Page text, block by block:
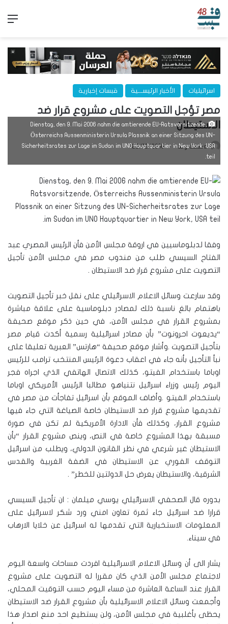
اسرائيليات الأخبار الرئيســـية قبسات إخبارية
مصر تؤجل التصويت على مشروع قرار ضد
الاستيطان
عصمت وتد 22/12/2016
Dienstag, den 9. Mai 2006 nahm die amtierende EU-Ratsvorsitzende,
Österreichs Aussenministerin Ursula Plassnik an einer Sitzung des UN-
Sicherheitsrates zur Lage im Sudan im UNO Hauptquartier in New York, USA
teil.
وفقا لدبلوماسيين في اروقة مجلس الأمن فأن الرئيس المصري عبد
الفتاح السيسي طلب من مندوب مصر في مجلس الأمن تأجيل
التصويت على مشروع قرار ضد الاستيطان .
وقد سارعت وسائل الاعلام الاسرائيلي على نقل خبر تأجيل التصويت
باهتمام بالغ ناسبة ذلك لمصادر دبلوماسية على علاقة مباشرة
بمشروع القرار في مجلس الأمن، في حين ذكر موقع صحيفة
“يديعوت احرونوت” بأن مصادر اسرائيلية رسمية أكدت قيام مصر
بتأجيل التصويت .وأشار موقع صحيفة “هارتس” العبرية تعليقا على
نبأ التأجيل بأنه جاء في اعقاب دعوة الرئيس المنتخب ترامب للرئيس
اوباما باستخدام الفيتو، كذلك الاتصال الهاتفي الذي اجراه فجر
اليوم رئيس وزراء اسرائيل نتنياهو مطالبا الرئيس الأمريكي اوباما
باستخدام الفيتو .وأضاف الموقع بأن اسرائيل تفاجأت من مصر في
تقديمها مشروع قرار ضد الاستيطان خاصة الصياغة التي جاء فيها
مشروع القرار، وكذلك فأن الادارة الأمريكية لم تكن في صورة
مسبقة بهذا المشروع خاصة في النص، وينص مشروع القرار “بأن
الاستيطان غير شرعي في نظر القانون الدولي، ويطلب من اسرائيل
التوقف الفوري عن الاستيطان في الضفة الغربية والقدس
الشرقية، والاستيطان يعرض حل الدولتين للخطر” .
بدوره قال الصحفي الاسرائيلي يوسي ميلمان : ان تأجيل السيسي
قرارا ضد اسرائيل جاء ثمرة تعاون امني ورد شكر لاسرائيل على
المعلومات الاستخبارية التي تقدمها له اسرائيل عن خلايا الارهاب
في سيناء.
يشار الى أن وسائل الاعلام الاسرائيلية افردت مساحات واسعة اليوم
لاجتماع مجلس الأمن الذي كان مقررا له التصويت على مشروع
القرار عند الساعة العاشرة من مساء اليوم حسب التوقيت المحلي،
وأجمعت وسائل الاعلام الاسرائيلية بأن مشروع القرار ضد الاستيطان
يحظى بأغلبية في مجلس الأمن، ولن يستطيع احد منع اصدار هذا